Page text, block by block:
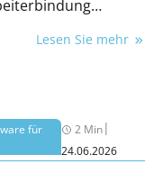
wie unser
Lesen Sie mehr
für
2 Min|
24.06.2026